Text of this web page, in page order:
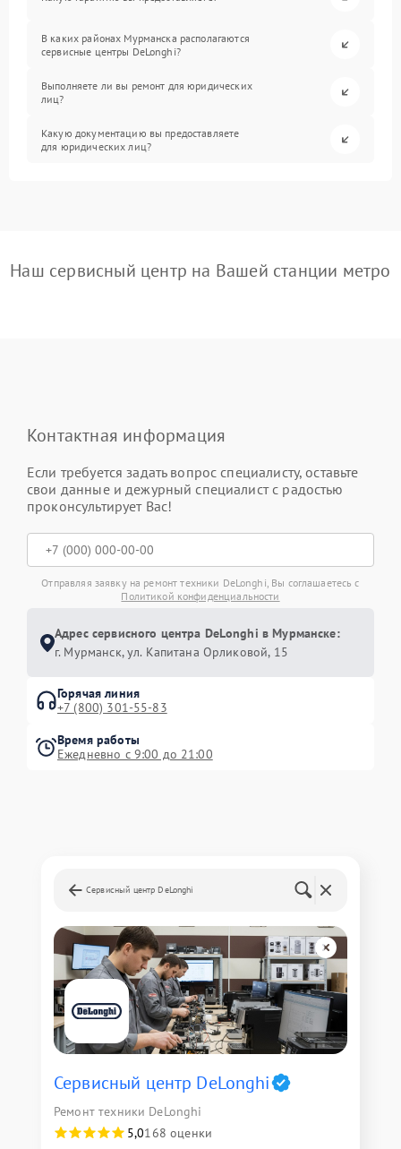
В каких районах Мурманска располагаются
сервисные центры DeLonghi?
Выполняете ли вы ремонт для юридических
лиц?
Какую документацию вы предоставляете
для юридических лиц?
Наш сервисный центр на Вашей станции метро
Контактная информация
Если требуется задать вопрос специалисту, оставьте
свои данные и дежурный специалист с радостью
проконсультирует Вас!
Отправляя заявку на ремонт техники DeLonghi, Вы соглашаетесь с
Политикой конфиденциальности
Адрес сервисного центра DeLonghi в Мурманске:
г. Мурманск, ул. Капитана Орликовой, 15
Горячая линия
+7 (800) 301-55-83
Время работы
Ежедневно с 9:00 до 21:00
Сервисный центр DeLonghi
Сервисный центр DeLonghi
Ремонт техники DeLonghi
5,0168 оценки